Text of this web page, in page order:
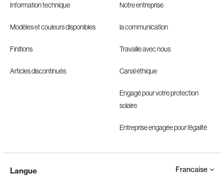
Information technique
Modèles et couleurs disponibles
Finitions
Articles discontinués
Notre entreprise
la communication
Travaille avec nous
Canal éthique
Engagé pour votre protection
solaire
Entreprise engagée pour l’égalité
Langue Francaise